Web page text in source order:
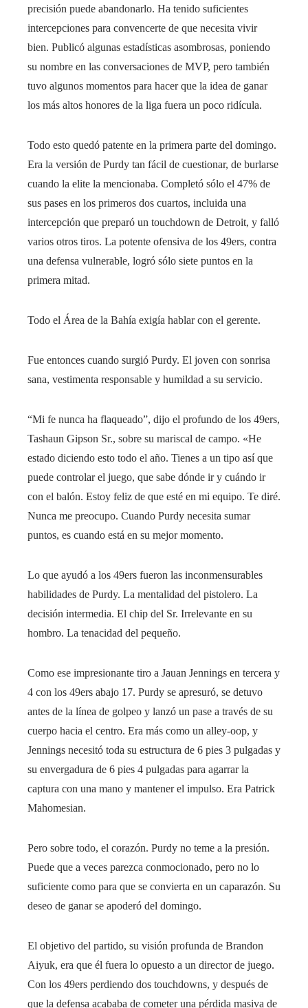
precisión puede abandonarlo. Ha tenido suficientes
intercepciones para convencerte de que necesita vivir
bien. Publicó algunas estadísticas asombrosas, poniendo
su nombre en las conversaciones de MVP, pero también
tuvo algunos momentos para hacer que la idea de ganar
los más altos honores de la liga fuera un poco ridícula.
Todo esto quedó patente en la primera parte del domingo.
Era la versión de Purdy tan fácil de cuestionar, de burlarse
cuando la elite la mencionaba. Completó sólo el 47% de
sus pases en los primeros dos cuartos, incluida una
intercepción que preparó un touchdown de Detroit, y falló
varios otros tiros. La potente ofensiva de los 49ers, contra
una defensa vulnerable, logró sólo siete puntos en la
primera mitad.
Todo el Área de la Bahía exigía hablar con el gerente.
Fue entonces cuando surgió Purdy. El joven con sonrisa
sana, vestimenta responsable y humildad a su servicio.
“Mi fe nunca ha flaqueado”, dijo el profundo de los 49ers,
Tashaun Gipson Sr., sobre su mariscal de campo. «He
estado diciendo esto todo el año. Tienes a un tipo así que
puede controlar el juego, que sabe dónde ir y cuándo ir
con el balón. Estoy feliz de que esté en mi equipo. Te diré.
Nunca me preocupo. Cuando Purdy necesita sumar
puntos, es cuando está en su mejor momento.
Lo que ayudó a los 49ers fueron las inconmensurables
habilidades de Purdy. La mentalidad del pistolero. La
decisión intermedia. El chip del Sr. Irrelevante en su
hombro. La tenacidad del pequeño.
Como ese impresionante tiro a Jauan Jennings en tercera y
4 con los 49ers abajo 17. Purdy se apresuró, se detuvo
antes de la línea de golpeo y lanzó un pase a través de su
cuerpo hacia el centro. Era más como un alley-oop, y
Jennings necesitó toda su estructura de 6 pies 3 pulgadas y
su envergadura de 6 pies 4 pulgadas para agarrar la
captura con una mano y mantener el impulso. Era Patrick
Mahomesian.
Pero sobre todo, el corazón. Purdy no teme a la presión.
Puede que a veces parezca conmocionado, pero no lo
suficiente como para que se convierta en un caparazón. Su
deseo de ganar se apoderó del domingo.
El objetivo del partido, su visión profunda de Brandon
Aiyuk, era que él fuera lo opuesto a un director de juego.
Con los 49ers perdiendo dos touchdowns, y después de
que la defensa acababa de cometer una pérdida masiva de